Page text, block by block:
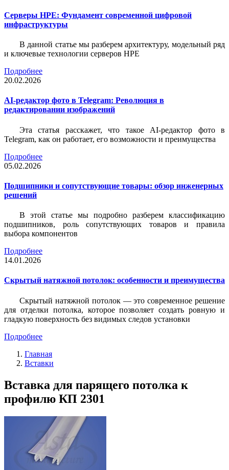
Серверы HPE: Фундамент современной цифровой
инфраструктуры
В данной статье мы разберем архитектуру, модельный ряд
и ключевые технологии серверов HPE
Подробнее
20.02.2026
AI-редактор фото в Telegram: Революция в
редактировании изображений
Эта статья расскажет, что такое AI-редактор фото в
Telegram, как он работает, его возможности и преимущества
Подробнее
05.02.2026
Подшипники и сопутствующие товары: обзор инженерных
решений
В этой статье мы подробно разберем классификацию
подшипников, роль сопутствующих товаров и правила
выбора компонентов
Подробнее
14.01.2026
Скрытый натяжной потолок: особенности и преимущества
Скрытый натяжной потолок — это современное решение
для отделки потолка, которое позволяет создать ровную и
гладкую поверхность без видимых следов установки
Подробнее
Главная
Вставки
Вставка для парящего потолка к
профилю КП 2301